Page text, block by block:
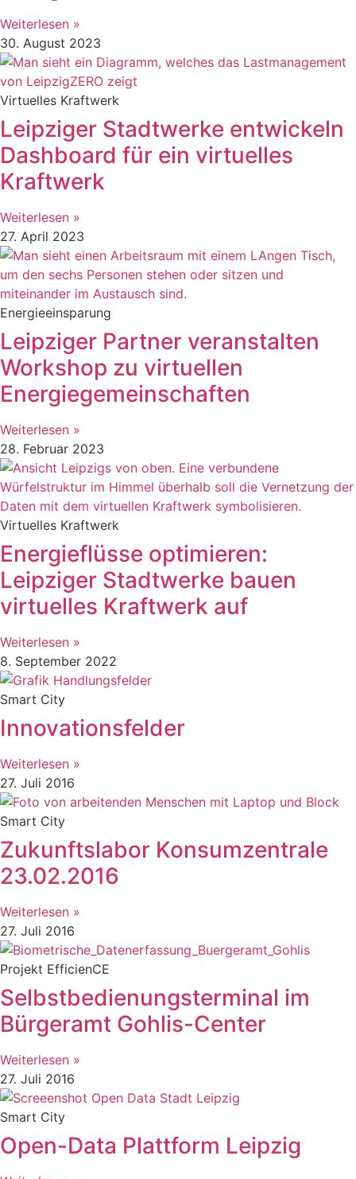
Weiterlesen »
30. August 2023
Virtuelles Kraftwerk
Leipziger Stadtwerke entwickeln
Dashboard für ein virtuelles
Kraftwerk
Weiterlesen »
27. April 2023
Energieeinsparung
Leipziger Partner veranstalten
Workshop zu virtuellen
Energiegemeinschaften
Weiterlesen »
28. Februar 2023
Virtuelles Kraftwerk
Energieflüsse optimieren:
Leipziger Stadtwerke bauen
virtuelles Kraftwerk auf
Weiterlesen »
8. September 2022
Smart City
Innovationsfelder
Weiterlesen »
27. Juli 2016
Smart City
Zukunftslabor Konsumzentrale
23.02.2016
Weiterlesen »
27. Juli 2016
Projekt EfficienCE
Selbstbedienungsterminal im
Bürgeramt Gohlis-Center
Weiterlesen »
27. Juli 2016
Smart City
Open-Data Plattform Leipzig